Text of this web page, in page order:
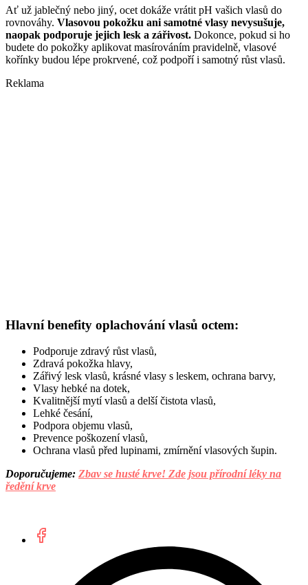
Ať už jablečný nebo jiný, ocet dokáže vrátit pH vašich vlasů do
rovnováhy. Vlasovou pokožku ani samotné vlasy nevysušuje,
naopak podporuje jejich lesk a zářivost. Dokonce, pokud si ho
budete do pokožky aplikovat masírováním pravidelně, vlasové
kořínky budou lépe prokrvené, což podpoří i samotný růst vlasů.
Reklama
Hlavní benefity oplachování vlasů octem:
Podporuje zdravý růst vlasů,
Zdravá pokožka hlavy,
Zářivý lesk vlasů, krásné vlasy s leskem, ochrana barvy,
Vlasy hebké na dotek,
Kvalitnější mytí vlasů a delší čistota vlasů,
Lehké česání,
Podpora objemu vlasů,
Prevence poškození vlasů,
Ochrana vlasů před lupinami, zmírnění vlasových šupin.
Doporučujeme: Zbav se husté krve! Zde jsou přírodní léky na
ředění krve